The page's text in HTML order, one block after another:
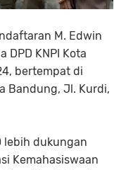
M. Edwin
DPD KNPI Kota
bertempat di
Bandung, Jl. Kurdi,
lebih dukungan
Kemahasiswaan